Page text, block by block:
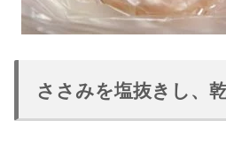
ささみを塩抜きし、